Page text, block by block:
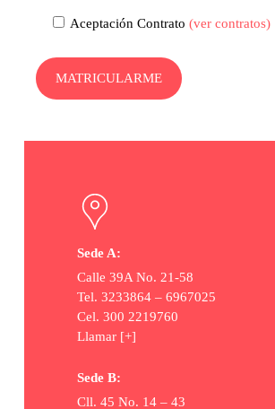
Aceptación Contrato(ver contratos)
Sede A:
Calle 39A No. 21-58
Tel. 3233864 – 6967025
Cel. 300 2219760
Llamar [+]
Sede B:
Cll. 45 No. 14 – 43